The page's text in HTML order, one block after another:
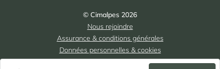
© Cimalpes 2026
Nous rejoindre
Assurance & conditions générales
Données personnelles & cookies
Mentions légales